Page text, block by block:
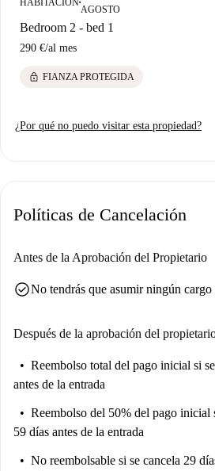
■
AGOSTO
Bedroom 2 - bed 1
290 €/al mes
lock FIANZA PROTEGIDA
¿Por qué no puedo visitar esta propiedad?
Políticas de Cancelación
Antes de la Aprobación del Propietario
check_circleNo tendrás que asumir ningún cargo
Después de la aprobación del
Reembolso total del pago inicial si
antes de la entrada
Reembolso del 50% del pago inicial
59 días antes de la entrada
No reembolsable si se cancela 29